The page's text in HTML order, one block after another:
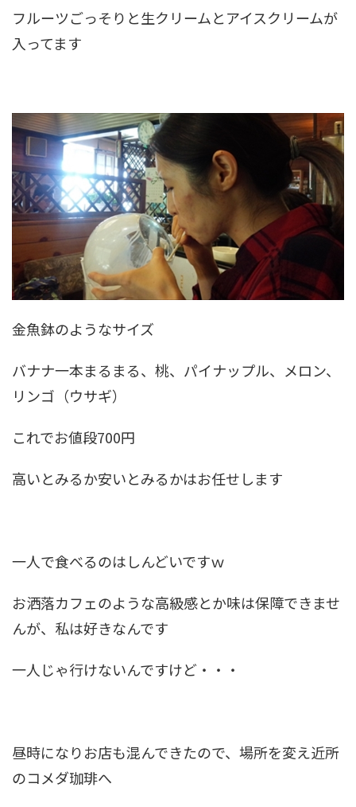
フルーツごっそりと生クリームとアイスクリームが
入ってます
金魚鉢のようなサイズ
バナナ一本まるまる、桃、パイナップル、メロン、
リンゴ（ウサギ）
これでお値段700円
高いとみるか安いとみるかはお任せします
一人で食べるのはしんどいですｗ
お洒落カフェのような高級感とか味は保障できませ
んが、私は好きなんです
一人じゃ行けないんですけど・・・
昼時になりお店も混んできたので、場所を変え近所
のコメダ珈琲へ